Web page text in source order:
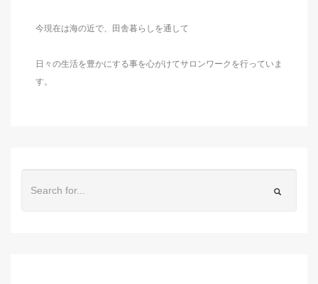
今現在は海の近で、田舎暮らしを通して
日々の生活を豊かにする事を心がけてサロンワークを行っていま
す。